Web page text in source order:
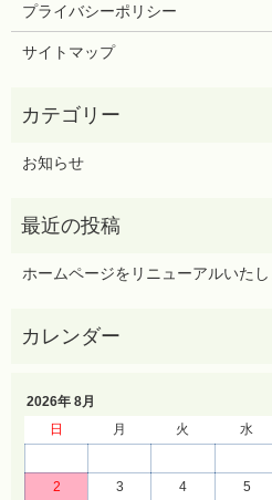
プライバシーポリシー
サイトマップ
お知らせ
ホームページをリニューアルいたし
2026年 8月
日
月 火 水
2
3 4 5